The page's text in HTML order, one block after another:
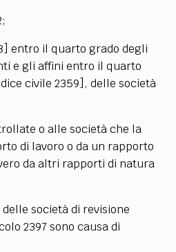
Ingegneria
TEAM
EXTRA
LIBRI PROCEEDINGS PUBBLICITÀ CONTATTI
SOCIAL MEDIA
entro il quarto grado degli
e gli affini entro il quarto
civile 2359], delle società
o alle società che la
di lavoro o da un rapporto
da altri rapporti di natura
società di revisione
2397 sono causa di